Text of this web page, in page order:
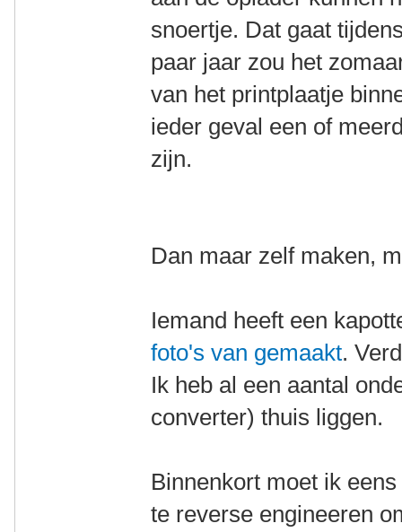
snoertje. Dat gaat
paar jaar zou het
van het printplaatje
ieder geval een of
zijn.
Dan maar zelf maken,
Iemand heeft een
foto's van gemaakt.
Ik heb al een aantal
converter) thuis liggen.
Binnenkort moet ik
te reverse engineeren